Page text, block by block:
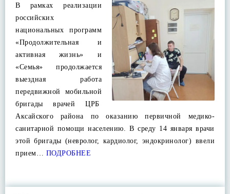
В рамках реализации
российских
национальных программ
«Продолжительная и
активная жизнь» и
«Семья» продолжается
выездная работа
передвижной мобильной
бригады врачей ЦРБ
Аксайского района по оказанию первичной медико-
санитарной помощи населению. В среду 14 января врачи
этой бригады (невролог, кардиолог, эндокринолог) ввели
прием… ПОДРОБНЕЕ